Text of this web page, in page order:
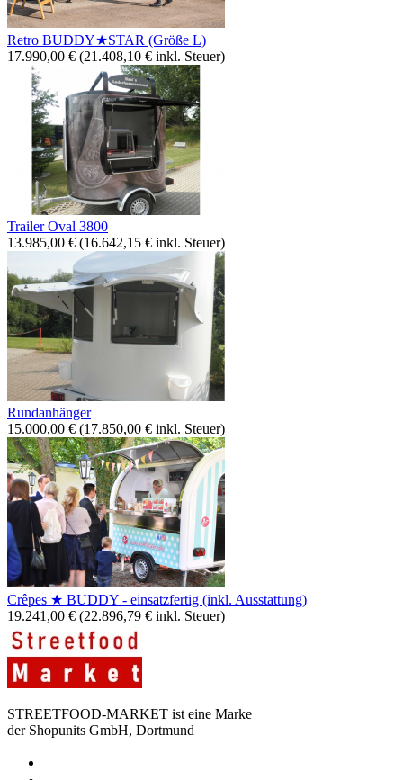
Retro BUDDY★STAR (Größe L)
17.990,00 € (21.408,10 € inkl. Steuer)
Trailer Oval 3800
13.985,00 € (16.642,15 € inkl. Steuer)
Rundanhänger
15.000,00 € (17.850,00 € inkl. Steuer)
Crêpes ★ BUDDY - einsatzfertig (inkl. Ausstattung)
19.241,00 € (22.896,79 € inkl. Steuer)
STREETFOOD-MARKET ist eine Marke
der Shopunits GmbH, Dortmund